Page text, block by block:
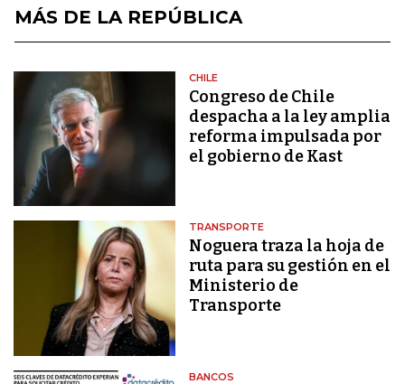
MÁS DE LA REPÚBLICA
CHILE
Congreso de Chile
despacha a la ley amplia
reforma impulsada por
el gobierno de Kast
TRANSPORTE
Noguera traza la hoja de
ruta para su gestión en el
Ministerio de
Transporte
BANCOS